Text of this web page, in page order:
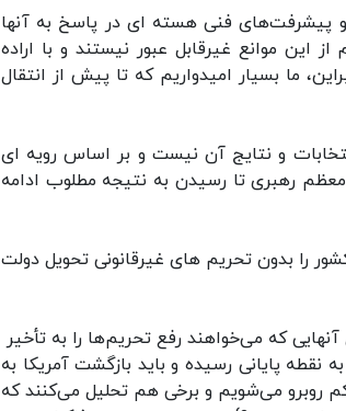
پیشرفت‌های فنی هسته ای در پاسخ به آنها
این موانع غیرقابل عبور نیستند و با اراده
ما بسیار امیدواریم که تا پیش از انتقال
و نتایج آن نیست و بر اساس رویه ای
رهبری تا رسیدن به نتیجه مطلوب ادامه
را بدون تحریم ‌های غیرقانونی تحویل دولت
که می‌خواهند رفع تحریم‌ها را به تأخیر
پایانی رسیده و باید بازگشت آمریکا به
روبرو می‌شویم و برخی هم تحلیل می‌کنند که